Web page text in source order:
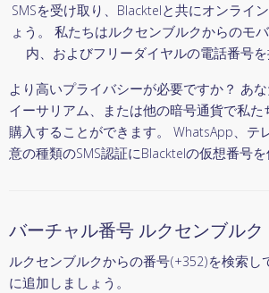
SMSを受け取り、Blacktelと共にオンライ
ょう。 私たちはルクセンブルクからのモ
内、およびフリーダイヤルの電話番号を
より高いプライバシーが必要ですか？ あな
イーサリアム、または他の暗号通貨で私
購入することができます。 WhatsApp、テ
意の種類のSMS認証にBlacktelの仮想番号を
バーチャル番号 ルクセンブルク
ルクセンブルクからの番号(+352)を検索し
に追加しましょう。